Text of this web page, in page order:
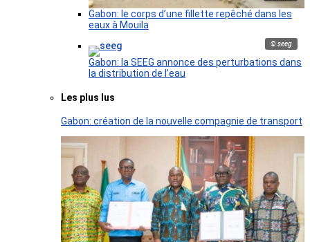
Gabon: le corps d’une fillette repêché dans les
eaux à Mouila
© seeg
Gabon: la SEEG annonce des perturbations dans
la distribution de l’eau
Les plus lus
Gabon: création de la nouvelle compagnie de transport